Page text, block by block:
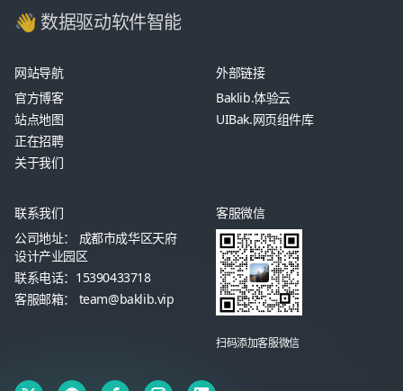
👋 数据驱动软件智能
网站导航
官方博客
站点地图
正在招聘
关于我们
外部链接
Baklib.体验云
UIBak.网页组件库
联系我们
公司地址： 成都市成华区天府
设计产业园区
联系电话：15390433718
客服邮箱： team@baklib.vip
客服微信
扫码添加客服微信